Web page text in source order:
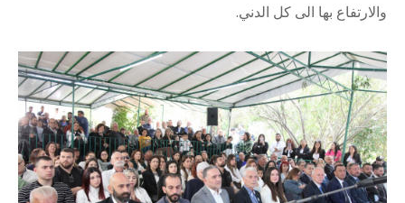
والارتفاع بها الى كل الدني.